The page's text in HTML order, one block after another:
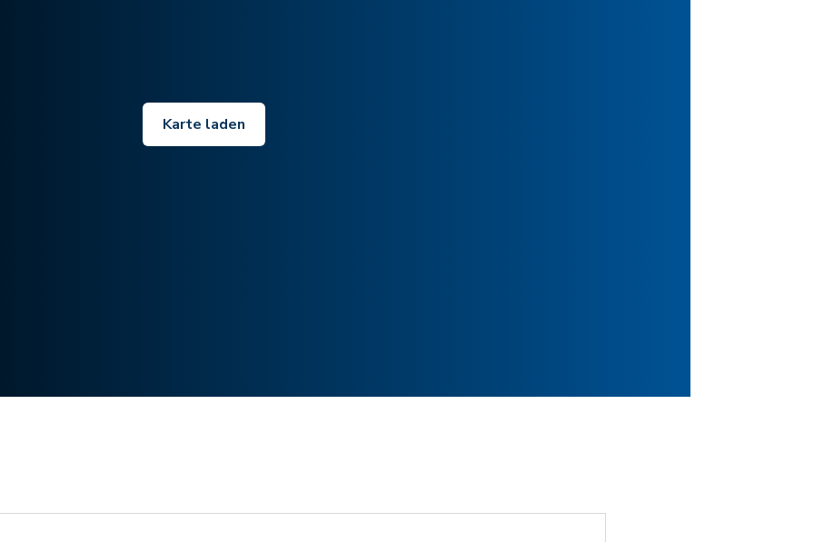
Karte laden